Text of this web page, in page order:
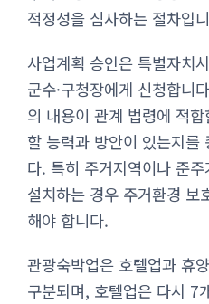
적정성을 심사하는 절차입
사업계획 승인은 특별자치
군수·구청장에게 신청합니
의 내용이 관계 법령에 적
할 능력과 방안이 있는지를
다. 특히 주거지역이나 준
설치하는 경우 주거환경 보
해야 합니다.
관광숙박업은 호텔업과 휴
구분되며, 호텔업은 다시 7